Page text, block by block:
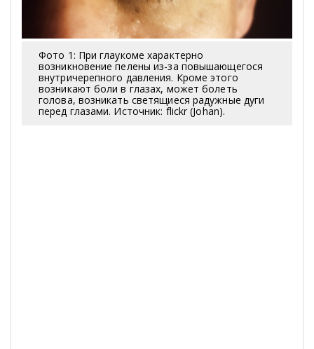
Фото 1: При глаукоме характерно
возникновение пелены из-за повышающегося
внутричерепного давления. Кроме этого
возникают боли в глазах, может болеть
голова, возникать светящиеся радужные дуги
перед глазами. Источник: flickr (Johan).